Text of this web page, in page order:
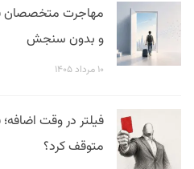
مهاجرت متخصصان
و بدون سنجش
۱۰ مرداد ۱۴۰۵
متوقف کرد؟